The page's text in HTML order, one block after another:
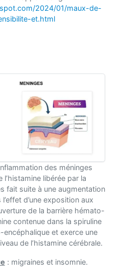
2024/01/maux-de-
et.html
des méninges
l’histamine libérée par la
fait suite à une augmentation
d’une exposition aux
de la barrière hémato-
contenue dans la spiruline
et exerce une
de l’histamine cérébrale.
: migraines et insomnie.